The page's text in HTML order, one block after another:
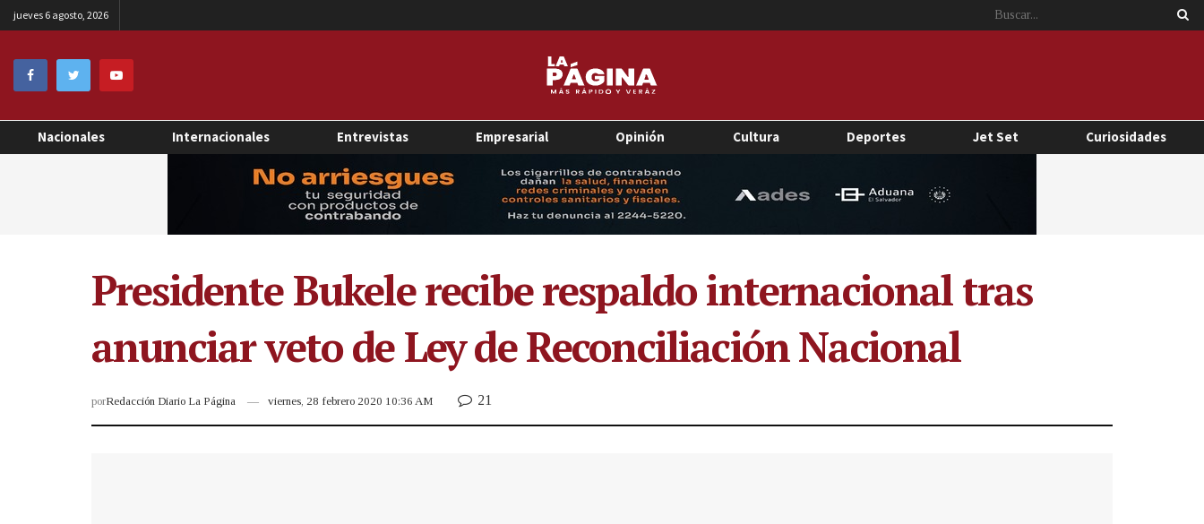
jueves 6 agosto, 2026
Nacionales Internacionales Entrevistas Empresarial Opinión Cultura Deportes Jet Set Curiosidades
Presidente Bukele recibe respaldo internacional tras
anunciar veto de Ley de Reconciliación Nacional
porRedacción Diario La Página viernes, 28 febrero 2020 10:36 AM 21